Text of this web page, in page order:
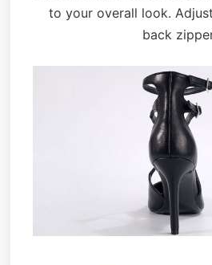
to your overall look.
back